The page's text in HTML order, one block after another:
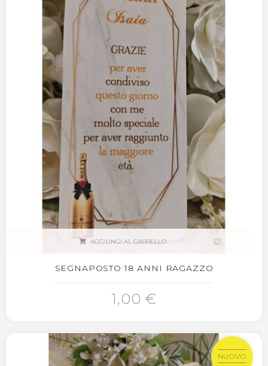
AGGIUNGI AL CARRELLO
SEGNAPOSTO 18 ANNI RAGAZZO
1,00 €
NUOVO